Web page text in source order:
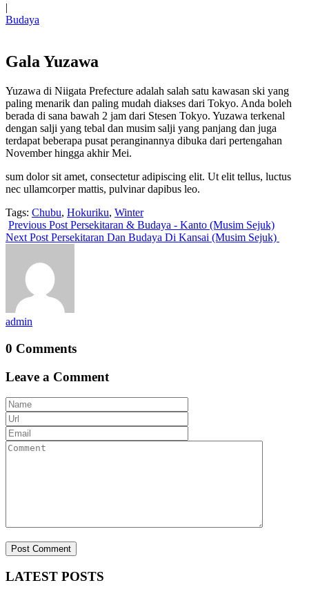
|
Budaya
Gala Yuzawa
Yuzawa di Niigata Prefecture adalah salah satu kawasan ski yang
paling menarik dan paling mudah diakses dari Tokyo. Anda boleh
berada di sana bawah 2 jam dari Stesen Tokyo. Yuzawa terkenal
dengan salji yang tebal dan musim salji yang panjang dan juga
terdapat beberapa pusat peranginannya dibuka dari pertengahan
November hingga akhir Mei.
sum dolor sit amet, consectetur adipiscing elit. Ut elit tellus, luctus
nec ullamcorper mattis, pulvinar dapibus leo.
Tags: Chubu, Hokuriku, Winter
Previous Post Persekitaran & Budaya - Kanto (Musim Sejuk)
Next Post Persekitaran Dan Budaya Di Kansai (Musim Sejuk)
admin
0 Comments
Leave a Comment
LATEST POSTS